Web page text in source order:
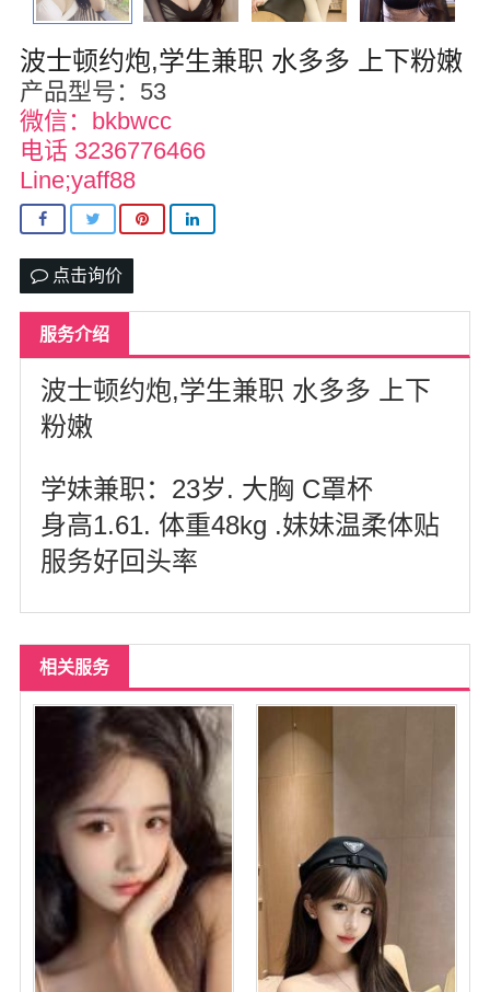
佛罗里达州
得克萨斯
乔治亚州
北卡罗来纳州
马里兰州
宾夕法尼亚州
康涅狄格州
马萨诸塞州
底特律
明尼苏达州
波士顿约炮,学生兼职 水多多 上下粉嫩
产品型号：53
微信：bkbwcc
电话 3236776466
Line;yaff88
点击询价
服务介绍
波士顿约炮,学生兼职 水多多 上下
粉嫩
学妹兼职：23岁. 大胸 C罩杯
身高1.61. 体重48kg .妹妹温柔体贴
服务好回头率
相关服务